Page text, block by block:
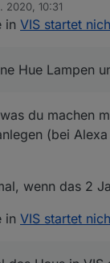
erstmal das Haus in
ich die Lampen
ich kenne die
2020, 10:31
in VIS startet
Hue Lampen
du machen
(bei
wenn das 2
in VIS startet